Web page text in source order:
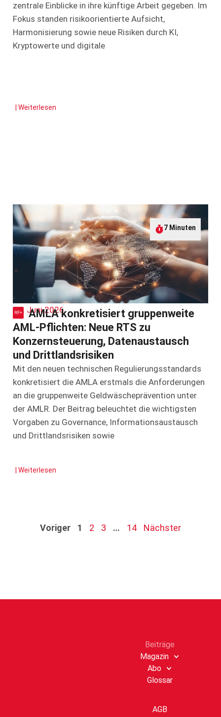
zentrale Einblicke in ihre künftige Arbeit gegeben. Im
Fokus standen risikoorientierte Aufsicht,
Harmonisierung sowie neue Risiken durch KI,
Kryptowerte und digitale
| Weiterlesen
7 Minuten
10. Juni 2026
AMLA konkretisiert gruppenweite
AML-Pflichten: Neue RTS zu
Konzernsteuerung, Datenaustausch
und Drittlandsrisiken
Mit den neuen technischen Regulierungsstandards
konkretisiert die AMLA erstmals die Anforderungen
an die gruppenweite Geldwäscheprävention unter
der AMLR. Der Beitrag beleuchtet die wichtigsten
Vorgaben zu Governance, Informationsaustausch
und Drittlandsrisiken sowie
| Weiterlesen
Voriger 1 2 3 … 14 Nächster
Beiträge
Magazin
Abo
Glossar
AGB